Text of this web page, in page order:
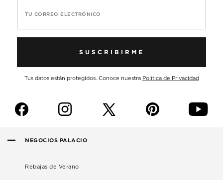
TU CORREO ELECTRÓNICO
SUSCRIBIRME
Tus datos están protegidos. Conoce nuestra Política de Privacidad
f i p y
NEGOCIOS PALACIO
Rebajas de Verano